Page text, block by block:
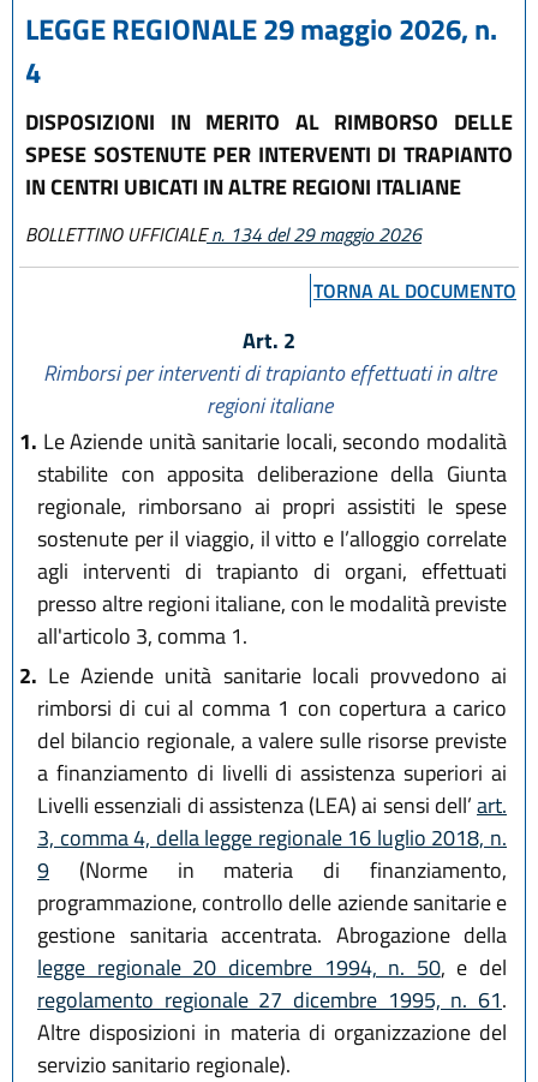
LEGGE REGIONALE 29 maggio 2026, n.
4
DISPOSIZIONI IN MERITO AL RIMBORSO DELLE
SPESE SOSTENUTE PER INTERVENTI DI TRAPIANTO
IN CENTRI UBICATI IN ALTRE REGIONI ITALIANE
BOLLETTINO UFFICIALEn. 134 del 29 maggio 2026
TORNA AL DOCUMENTO
Art. 2
Rimborsi per interventi di trapianto effettuati in altre
regioni italiane
1. Le Aziende unità sanitarie locali, secondo modalità
stabilite con apposita deliberazione della Giunta
regionale, rimborsano ai propri assistiti le spese
sostenute per il viaggio, il vitto e l’alloggio correlate
agli interventi di trapianto di organi, effettuati
presso altre regioni italiane, con le modalità previste
all'articolo 3, comma 1.
2. Le Aziende unità sanitarie locali provvedono ai
rimborsi di cui al comma 1 con copertura a carico
del bilancio regionale, a valere sulle risorse previste
a finanziamento di livelli di assistenza superiori ai
Livelli essenziali di assistenza (LEA) ai sensi dell’art.
3, comma 4, della legge regionale 16 luglio 2018, n.
9 (Norme in materia di finanziamento,
programmazione, controllo delle aziende sanitarie e
gestione sanitaria accentrata. Abrogazione della
legge regionale 20 dicembre 1994, n. 50, e del
regolamento regionale 27 dicembre 1995, n. 61.
Altre disposizioni in materia di organizzazione del
servizio sanitario regionale).